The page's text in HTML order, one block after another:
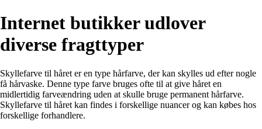
Internet butikker udlover
diverse fragttyper
Skyllefarve til håret er en type hårfarve, der kan skylles ud efter nogle
få hårvaske. Denne type farve bruges ofte til at give håret en
midlertidig farveændring uden at skulle bruge permanent hårfarve.
Skyllefarve til håret kan findes i forskellige nuancer og kan købes hos
forskellige forhandlere.